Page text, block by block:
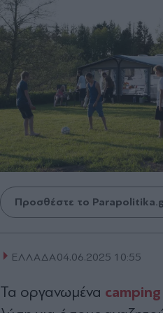
Προσθέστε το
ΕΛΛΑΔΑ04.06.2025 10:55
Τα οργανωμένα camping